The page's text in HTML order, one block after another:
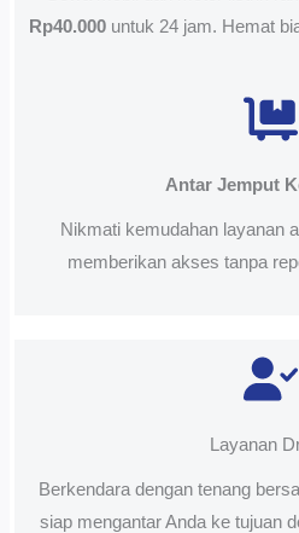
Rp40.000untuk 24 jam. Hemat
Antar Jemput
Nikmati kemudahan layanan
memberikan akses tanpa
Layanan
Berkendara dengan tenang
siap mengantar Anda ke tujuan